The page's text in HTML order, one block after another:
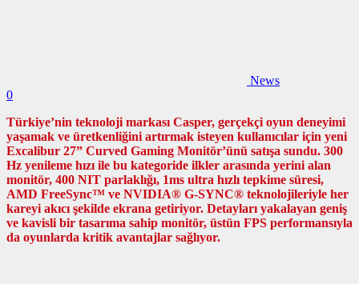
News
0
Türkiye’nin teknoloji markası Casper, gerçekçi oyun deneyimi
yaşamak ve üretkenliğini artırmak isteyen kullanıcılar için yeni
Excalibur 27” Curved Gaming Monitör’ünü satışa sundu. 300
Hz yenileme hızı ile bu kategoride ilkler arasında yerini alan
monitör, 400 NIT parlaklığı, 1ms ultra hızlı tepkime süresi,
AMD FreeSync™ ve NVIDIA® G-SYNC® teknolojileriyle her
kareyi akıcı şekilde ekrana getiriyor. Detayları yakalayan geniş
ve kavisli bir tasarıma sahip monitör, üstün FPS performansıyla
da oyunlarda kritik avantajlar sağlıyor.